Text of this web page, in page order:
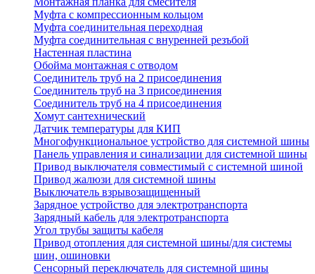
Муфта с компрессионным кольцом
Муфта соединительная переходная
Муфта соединительная с внуренней резъбой
Настенная пластина
Обойма монтажная с отводом
Соединитель труб на 2 присоединения
Соединитель труб на 3 присоединения
Соединитель труб на 4 присоединения
Хомут сантехнический
Датчик температуры для КИП
Многофункциональное устройство для системной шины
Панель управления и синализации для системной шины
Привод выключателя совместимый с системной шиной
Привод жалюзи для системной шины
Выключатель взрывозащищенный
Зарядное устройство для электротранспорта
Зарядный кабель для электротранспорта
Угол трубы защиты кабеля
Привод отопления для системной шины/для системы
шин, ошиновки
Сенсорный переключатель для системной шины